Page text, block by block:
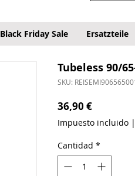
Black Friday Sale Ersatzteile
Tubeless 90/
SKU:
36,90 €Precio
Impuesto incluido|
Cantidad *